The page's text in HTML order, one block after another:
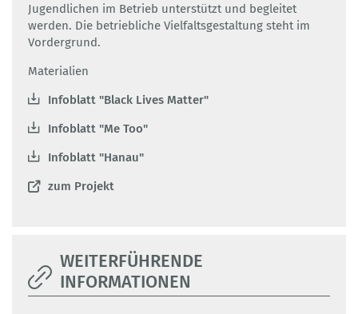
Jugendlichen im Betrieb unterstützt und begleitet
werden. Die betriebliche Vielfaltsgestaltung steht im
Vordergrund.
Materialien
Infoblatt "Black Lives Matter"
Infoblatt "Me Too"
Infoblatt "Hanau"
zum Projekt
WEITERFÜHRENDE
INFORMATIONEN